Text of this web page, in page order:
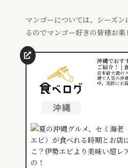
マンゴーについては、シーズ
るのでマンゴー好きの皆様お楽
沖縄でおす
ご紹介！ |
日本最大級の
縄で人気の沖
中。実際にお